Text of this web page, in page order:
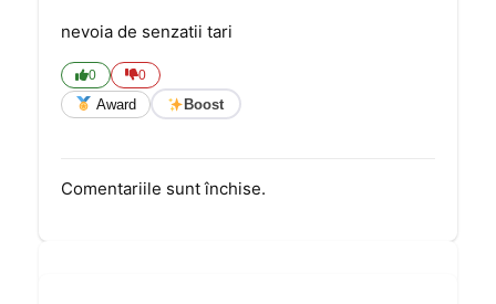
nevoia de senzatii tari
0 0
Award Boost
Comentariile sunt închise.